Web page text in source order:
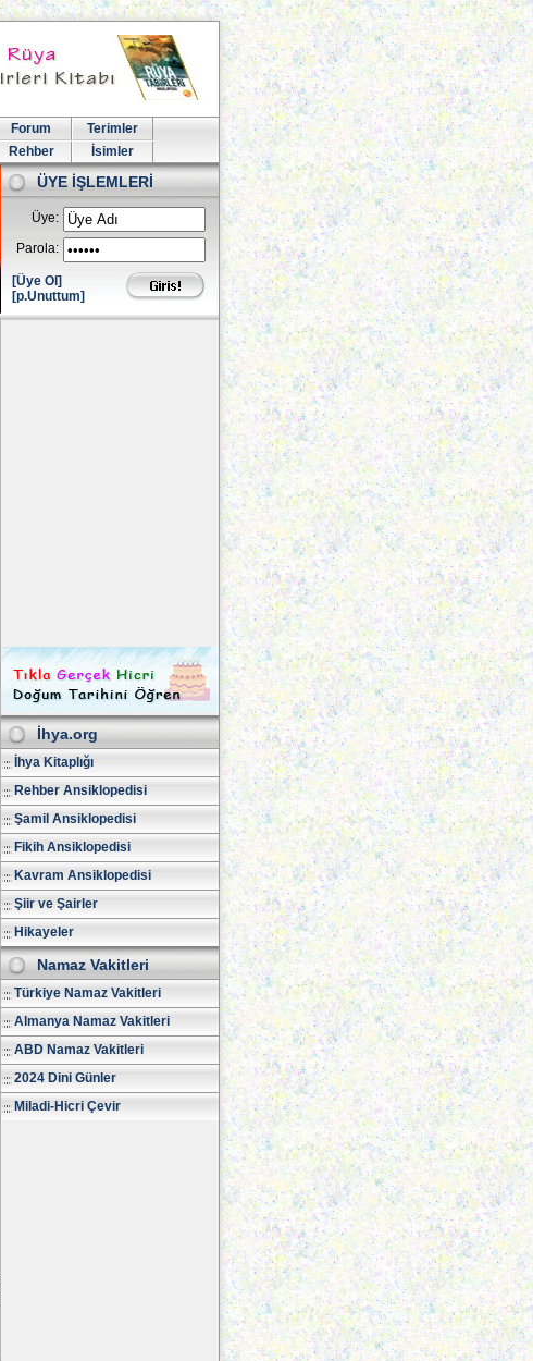
Forum
Terimler
Rehber İsimler
ÜYE İŞLEMLERİ
Üye:
Parola:
[Üye Ol]
[p.Unuttum]
İhya.org
İhya Kitaplığı
Rehber Ansiklopedisi
Şamil Ansiklopedisi
Fikih Ansiklopedisi
Kavram Ansiklopedisi
Şiir ve Şairler
Hikayeler
Namaz Vakitleri
Türkiye Namaz Vakitleri
Almanya Namaz Vakitleri
ABD Namaz Vakitleri
2024 Dini Günler
Miladi-Hicri Çevir